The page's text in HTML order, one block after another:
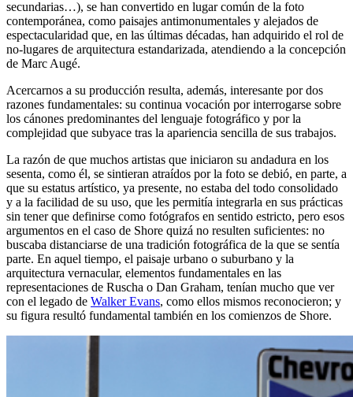
secundarias…), se han convertido en lugar común de la foto
contemporánea, como paisajes antimonumentales y alejados de
espectacularidad que, en las últimas décadas, han adquirido el rol de
no-lugares de arquitectura estandarizada, atendiendo a la concepción
de Marc Augé.
Acercarnos a su producción resulta, además, interesante por dos
razones fundamentales: su continua vocación por interrogarse sobre
los cánones predominantes del lenguaje fotográfico y por la
complejidad que subyace tras la apariencia sencilla de sus trabajos.
La razón de que muchos artistas que iniciaron su andadura en los
sesenta, como él, se sintieran atraídos por la foto se debió, en parte, a
que su estatus artístico, ya presente, no estaba del todo consolidado
y a la facilidad de su uso, que les permitía integrarla en sus prácticas
sin tener que definirse como fotógrafos en sentido estricto, pero esos
argumentos en el caso de Shore quizá no resulten suficientes: no
buscaba distanciarse de una tradición fotográfica de la que se sentía
parte. En aquel tiempo, el paisaje urbano o suburbano y la
arquitectura vernacular, elementos fundamentales en las
representaciones de Ruscha o Dan Graham, tenían mucho que ver
con el legado de Walker Evans, como ellos mismos reconocieron; y
su figura resultó fundamental también en los comienzos de Shore.